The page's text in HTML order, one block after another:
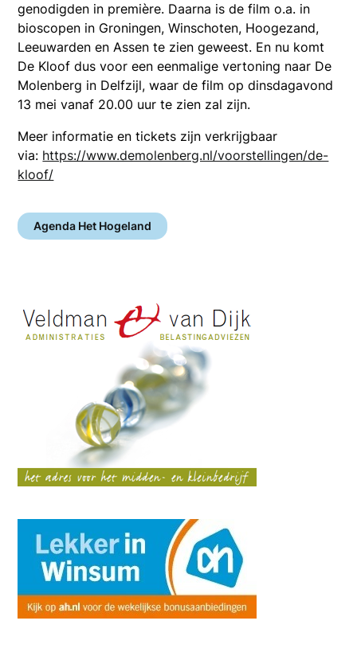
genodigden in première. Daarna is de film o.a. in
bioscopen in Groningen, Winschoten, Hoogezand,
Leeuwarden en Assen te zien geweest. En nu komt
De Kloof dus voor een eenmalige vertoning naar De
Molenberg in Delfzijl, waar de film op dinsdagavond
13 mei vanaf 20.00 uur te zien zal zijn.
Meer informatie en tickets zijn verkrijgbaar
via: https://www.demolenberg.nl/voorstellingen/de-
kloof/
Agenda Het Hogeland